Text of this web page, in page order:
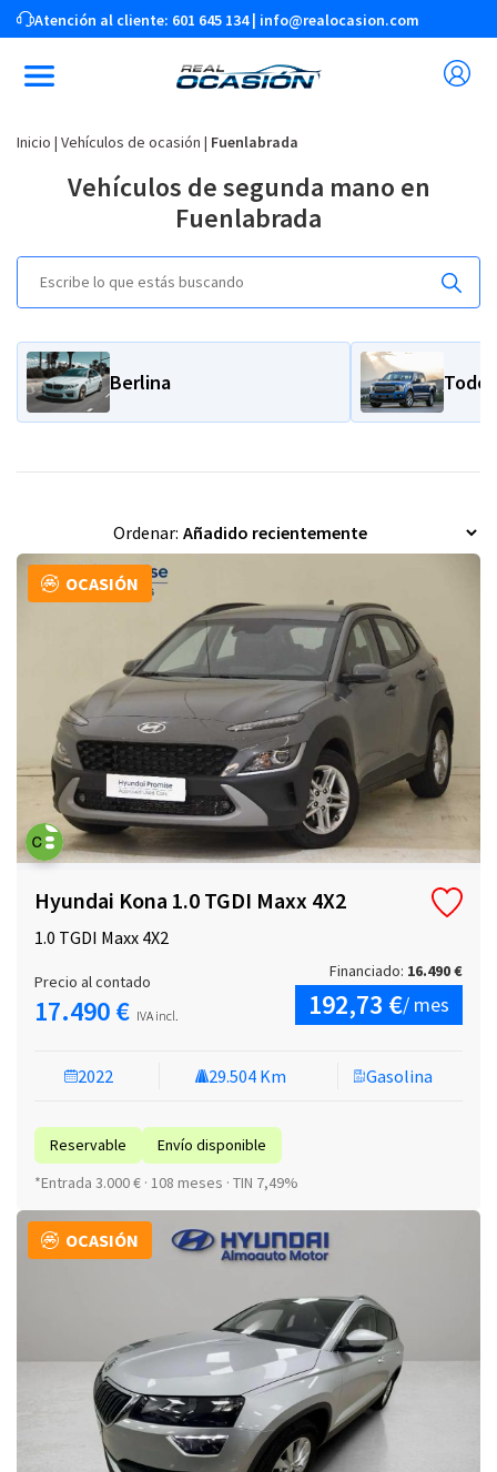
Atención al cliente: 601 645 134| info@realocasion.com
Inicio | Vehículos de ocasión | Fuenlabrada
Vehículos de segunda mano en
Fuenlabrada
Berlina
Ordenar:
OCASIÓN
Hyundai Kona 1.0 TGDI Maxx 4X2
1.0 TGDI Maxx 4X2
2022 29.504 Km Gasolina
Reservable
Envío disponible
*Entrada 3.000 € · 108 meses · TIN 7,49%
Precio al contado
17.490 € IVA incl.
Financiado: 16.490 €
192,73 €/ mes
OCASIÓN